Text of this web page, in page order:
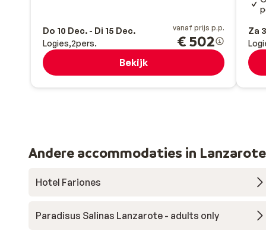
Do 10 Dec. - Di 15 Dec.
Logies 2pers.
vanaf prijs p.p.
€ 502
Bekijk
Za
Andere accommodaties in Lanzarote
Hotel Fariones
Paradisus Salinas Lanzarote - adults only